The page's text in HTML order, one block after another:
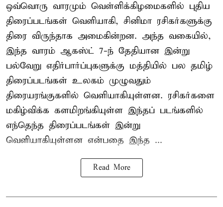
ஒவ்வொரு வாரமும் வெள்ளிக்கிழமைகளில் புதிய
திரைப்படங்கள் வெளியாகி, சினிமா ரசிகர்களுக்கு
திரை விருந்தாக அமைகின்றன. அந்த வகையில்,
இந்த வாரம் ஆகஸ்ட் 7-ந் தேதியான இன்று
பல்வேறு எதிர்பார்ப்புகளுக்கு மத்தியில் பல தமிழ்
திரைப்படங்கள் உலகம் முழுவதும்
திரையரங்குகளில் வெளியாகியுள்ளன. ரசிகர்களை
மகிழ்விக்க களமிறங்கியுள்ள இந்தப் படங்களில்
எந்தெந்த திரைப்படங்கள் இன்று
வெளியாகியுள்ளன என்பதை இந்த ...
Read More